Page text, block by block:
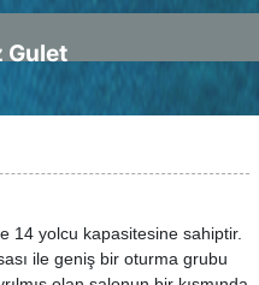
Gulet
14 yolcu kapasitesine sahiptir.
ile geniş bir oturma grubu